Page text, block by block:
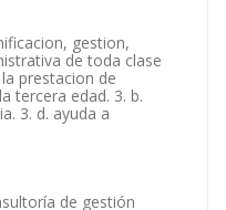
gestion,
de toda clase
prestacion de
tercera edad. 3. b.
3. d. ayuda a
de gestión